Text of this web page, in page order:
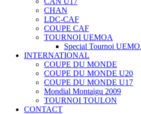
CHAN
LDC-CAF
COUPE CAF
TOURNOI UEMOA
Special Tournoi
INTERNATIONAL
COUPE DU MONDE
COUPE DU MONDE U20
COUPE DU MONDE U17
Mondial Montaigu 2009
TOURNOI TOULON
CONTACT